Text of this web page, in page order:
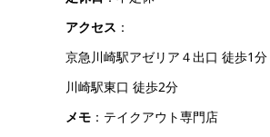
アクセス ：
京急川崎駅アゼリア４出口 徒歩1分
川崎駅東口 徒歩2分
メモ ：テイクアウト専門店